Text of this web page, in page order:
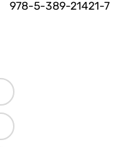
978-5-389-21421-7